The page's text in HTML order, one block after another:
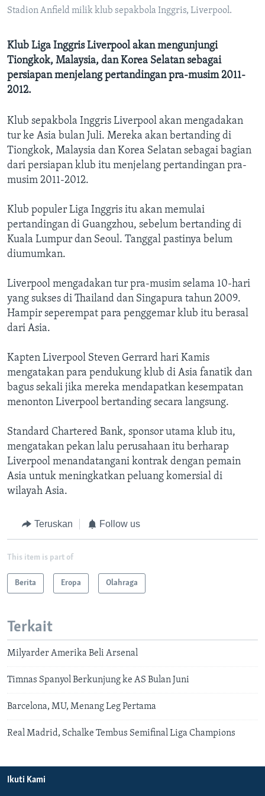
Stadion Anfield milik klub sepakbola Inggris, Liverpool.
Klub Liga Inggris Liverpool akan mengunjungi
Tiongkok, Malaysia, dan Korea Selatan sebagai
persiapan menjelang pertandingan pra-musim 2011-
2012.
Klub sepakbola Inggris Liverpool akan mengadakan
tur ke Asia bulan Juli. Mereka akan bertanding di
Tiongkok, Malaysia dan Korea Selatan sebagai bagian
dari persiapan klub itu menjelang pertandingan pra-
musim 2011-2012.
Klub populer Liga Inggris itu akan memulai
pertandingan di Guangzhou, sebelum bertanding di
Kuala Lumpur dan Seoul. Tanggal pastinya belum
diumumkan.
Liverpool mengadakan tur pra-musim selama 10-hari
yang sukses di Thailand dan Singapura tahun 2009.
Hampir seperempat para penggemar klub itu berasal
dari Asia.
Kapten Liverpool Steven Gerrard hari Kamis
mengatakan para pendukung klub di Asia fanatik dan
bagus sekali jika mereka mendapatkan kesempatan
menonton Liverpool bertanding secara langsung.
Standard Chartered Bank, sponsor utama klub itu,
mengatakan pekan lalu perusahaan itu berharap
Liverpool menandatangani kontrak dengan pemain
Asia untuk meningkatkan peluang komersial di
wilayah Asia.
Teruskan Follow us
This item is part of
Berita Eropa Olahraga
Terkait
Milyarder Amerika Beli Arsenal
Timnas Spanyol Berkunjung ke AS Bulan Juni
Barcelona, MU, Menang Leg Pertama
Real Madrid, Schalke Tembus Semifinal Liga Champions
Ikuti Kami